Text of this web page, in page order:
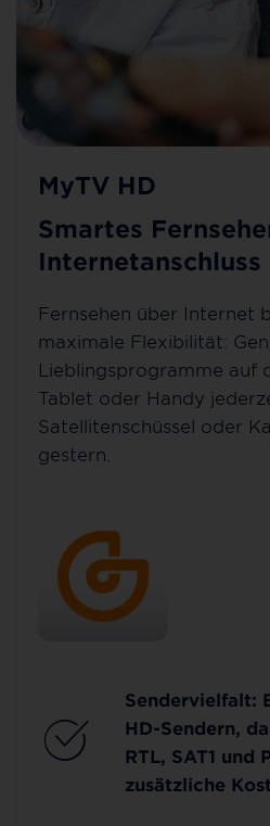
MyTV HD
Smartes
Internetanschluss
Fernsehen über Internet
maximale Flexibilität:
Lieblingsprogramme auf
Tablet oder Handy
Satellitenschüssel oder
gestern.
Sendervielfalt:
HD-Sendern,
RTL, SAT1 und
zusätzliche